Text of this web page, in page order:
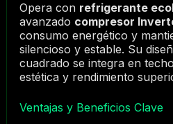
Opera con refrigerante
avanzado compresor
consumo energético y
silencioso y estable. Su
cuadrado se integra en
estética y rendimiento
Ventajas y Beneficios Clave